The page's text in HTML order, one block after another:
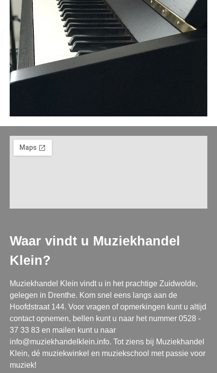
Waar vindt u Muziekhandel
Klein?
Muziekhandel Klein vindt u in het prachtige Zuidwolde,
gelegen in Drenthe. Kom snel eens langs aan de
Hoofdstraat 144. Voor vragen of opmerkingen kunt u altijd
contact opnemen, bellen kunt u naar het nummer 0528 -
37 33 83 en mailen kunt u naar
info@muziekhandelklein.info. Tot ziens bij Muziekhandel
Klein, dé muziekwinkel en muziekschool met passie voor
muziek!